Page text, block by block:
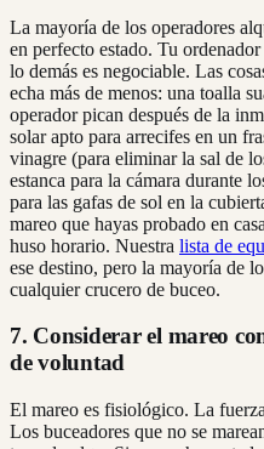
La mayoría de los operadores
en perfecto estado. Tu
lo demás es negociable. Las
echa más de menos: una toalla
operador pican después de la
solar apto para arrecifes en un
vinagre (para eliminar la sal de
estanca para la cámara durante
para las gafas de sol en la
mareo que hayas probado en
huso horario. Nuestra lista de
ese destino, pero la mayoría de
cualquier crucero de buceo.
7. Considerar el mareo
de voluntad
El mareo es fisiológico. La
Los buceadores que no se